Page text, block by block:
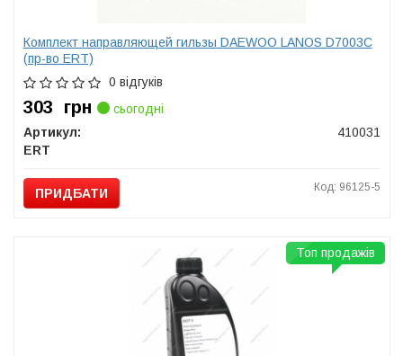
Комплект направляющей гильзы DAEWOO LANOS D7003C
(пр-во ERT)
0 відгуків
303 грн
сьогодні
Артикул:
410031
ERT
ПРИДБАТИ Код: 96125-5
Топ продажів